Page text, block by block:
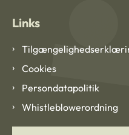
Links
Cookies
Persondatapolitik
Whistleblowerordning